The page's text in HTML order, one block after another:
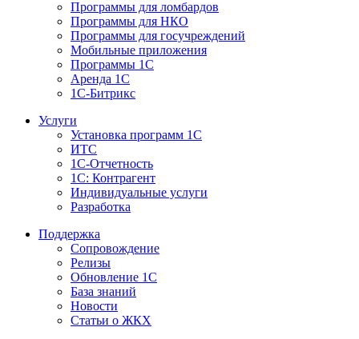
Программы для ломбардов
Программы для НКО
Программы для госучреждений
Мобильные приложения
Программы 1С
Аренда 1С
1С-Битрикс
Услуги
Установка программ 1С
ИТС
1С-Отчетность
1С: Контрагент
Индивидуальные услуги
Разработка
Поддержка
Сопровождение
Релизы
Обновление 1С
База знаний
Новости
Статьи о ЖКХ